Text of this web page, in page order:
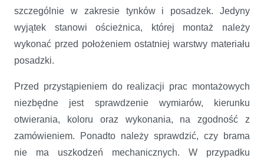
szczególnie w zakresie tynków i posadzek. Jedyny
wyjątek stanowi ościeżnica, której montaż należy
wykonać przed położeniem ostatniej warstwy materiału
posadzki.
Przed przystąpieniem do realizacji prac montażowych
niezbędne jest sprawdzenie wymiarów, kierunku
otwierania, koloru oraz wykonania, na zgodność z
zamówieniem. Ponadto należy sprawdzić, czy brama
nie ma uszkodzeń mechanicznych. W przypadku